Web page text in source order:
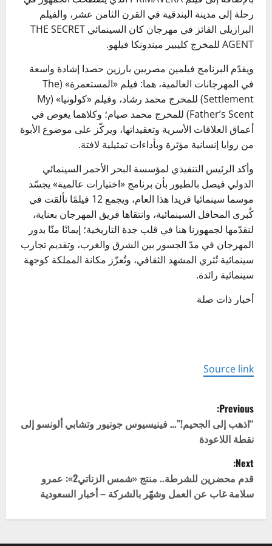
رحلة إلى مدينة البندقية في القرن الثامن عشر، والفيلم
البرازيلي الفائز في مهرجان كان السينمائي THE SECRET
AGENT للمخرج كليبير ميندونكا فيلهو.
ويقدّم البرنامج فيلمين مصريين بارزين حصدا إشادة واسعة
في المهرجانات العالمية، هما: فيلم «المستعمرة» (The
Settlement) للمخرج محمد رشاد، وفيلم «كولونيا» (My
Father’s Scent) للمخرج محمد صيام؛ وكلاهما يغوص في
أعماق العلاقات الأسرية وتعقيداتها، ويركّز على موضوع الأبوة
من زوايا إنسانية مؤثرة وبأداءات تمثيلية لافتة.
وأكد الرئيس التنفيذي لمؤسسة البحر الأحمر السينمائي
الدولي فيصل بالطيور بأن برنامج «اختيارات عالمية» يجسّد
موسما سينمائيا فريدا هذا العام، ويجمع 12 فيلمًا تألقت في
كُبرى المحافل السينمائية، وانتقاها فريق المهرجان بعناية،
لنقدّمها لجمهورنا هنا في قلب جدة التاريخية؛ إيمانًا منّا بدور
المهرجان في مدّ الجسور بين الشرق والغرب، وتقديم تجارب
سينمائية تُثري المشهد الثقافي، وتُعزّز مكانة المملكة كوجهة
سينمائية رائدة.
أخبار ذات صلة
Source link
P
o
s
t
n
Previous:
“اذهب إلى الجحيم!”… فينيسيوس جونيور وتشابي ألونسو إلى
نقطة اللاعودة
Next:
قدم محضرين للشرطة.. منتج «شمس الزناتي2»: عمرو
سلامة غاب عن العمل وشهّر بالشركة – أخبار السعودية